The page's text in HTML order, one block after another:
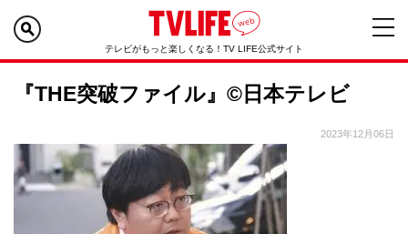
テレビがもっと楽しくなる！TV LIFE公式サイト
『THE突破ファイル』©日本テレビ
2023年12月06日